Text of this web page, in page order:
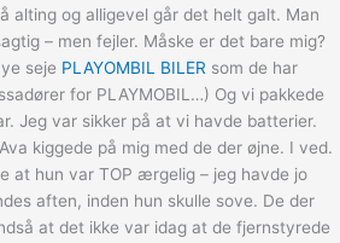
alting og alligevel går det helt galt. Man
– men fejler. Måske er det bare mig?
seje PLAYOMBIL BILER som de har
for PLAYMOBIL…) Og vi pakkede
Jeg var sikker på at vi havde batterier.
kiggede på mig med de der øjne. I ved.
at hun var TOP ærgelig – jeg havde jo
aften, inden hun skulle sove. De der
at det ikke var idag at de fjernstyrede